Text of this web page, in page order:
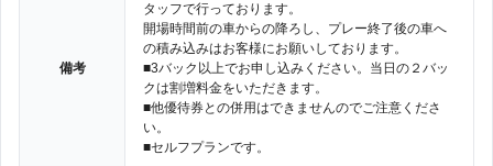
備考
タッフで行っております。
開場時間前の車からの降ろし、プレー終了後の車へ
の積み込みはお客様にお願いしております。
■3バック以上でお申し込みください。当日の２バッ
クは割増料金をいただきます。
■他優待券との併用はできませんのでご注意くださ
い。
■セルフプランです。